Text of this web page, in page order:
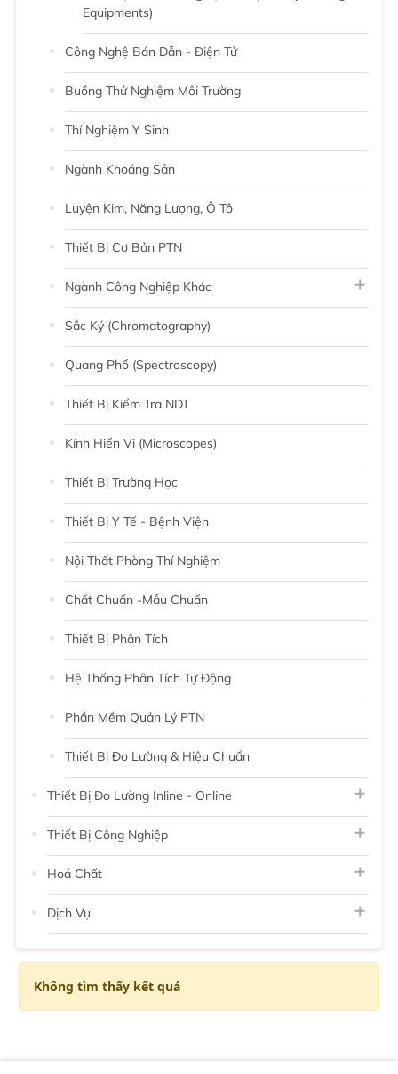
Equipments)
Công Nghệ Bán Dẫn - Điện Tử
Buồng Thử Nghiệm Môi Trường
Thí Nghiệm Y Sinh
Ngành Khoáng Sản
Luyện Kim, Năng Lượng, Ô Tô
Thiết Bị Cơ Bản PTN
Ngành Công Nghiệp Khác
Sắc Ký (chromatography)
Quang Phổ (Spectroscopy)
Thiết Bị Kiểm Tra NDT
Kính Hiển Vi (Microscopes)
Thiết Bị Trường Học
Thiết Bị Y Tế - Bệnh Viện
Nội Thất Phòng Thí Nghiệm
Chất Chuẩn -Mẫu Chuẩn
Thiết Bị Phân Tích
Hệ Thống Phân Tích Tự Động
Phần Mềm Quản Lý PTN
Thiết Bị Đo Lường & Hiệu Chuẩn
Thiết Bị Đo Lường Inline - Online
Thiết Bị Công Nghiệp
Hoá Chất
Dịch Vụ
Không tìm thấy kết quả